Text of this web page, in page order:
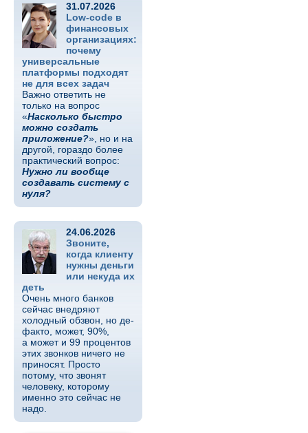
31.07.2026
Low-code в
финансовых
организациях:
почему
универсальные
платформы подходят
не для всех задач
Важно ответить не
только на вопрос
«Насколько быстро
можно создать
приложение?», но и на
другой, гораздо более
практический вопрос:
Нужно ли вообще
создавать систему с
нуля?
24.06.2026
Звоните,
когда клиенту
нужны деньги
или некуда их
деть
Очень много банков
сейчас внедряют
холодный обзвон, но де-
факто, может, 90%,
а может и 99 процентов
этих звонков ничего не
приносят. Просто
потому, что звонят
человеку, которому
именно это сейчас не
надо.